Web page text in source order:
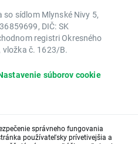
so sídlom Mlynské Nivy 5,
DIČ: SK
registri Okresného
vložka č. 1623/B.
súborov cookie
správneho fungovania
používateľsky prívetivejšia a